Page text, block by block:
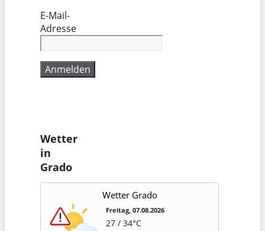
E-Mail-
Adresse
Wetter
in
Grado
Wetter Grado
Freitag, 07.08.2026
27 / 34°C